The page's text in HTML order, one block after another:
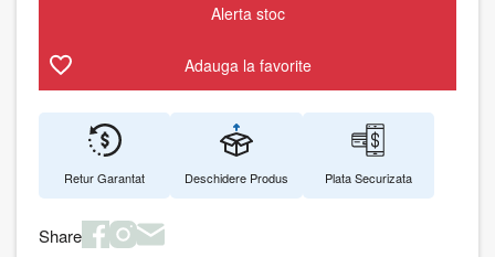
Alerta stoc
Adauga la favorite
Retur Garantat Deschidere Produs Plata Securizata
Share